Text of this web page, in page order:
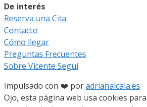
De interés
Reserva una Cita
Contacto
Cómo llegar
Preguntas Frecuentes
Sobre Vicente Seguí
Impulsado con ❤️ poradrianalcala.es
Ojo, esta página web usa cookies